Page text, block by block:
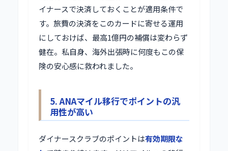
イナースで決済しておくことが適用条件で
す。旅費の決済をこのカードに寄せる運用
にしておけば、最高1億円の補償は変わらず
健在。私自身、海外出張時に何度もこの保
険の安心感に救われました。
5. ANAマイル移行でポイントの汎
用性が高い
ダイナースクラブのポイントは有効期限な